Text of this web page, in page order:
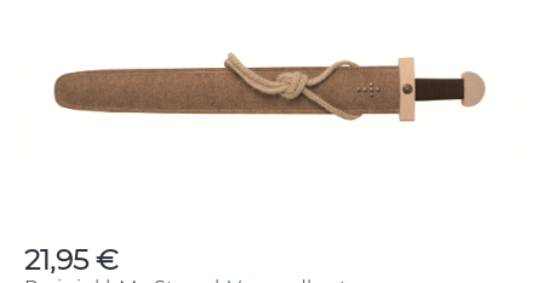
Regulärer Preis:
21,95 €